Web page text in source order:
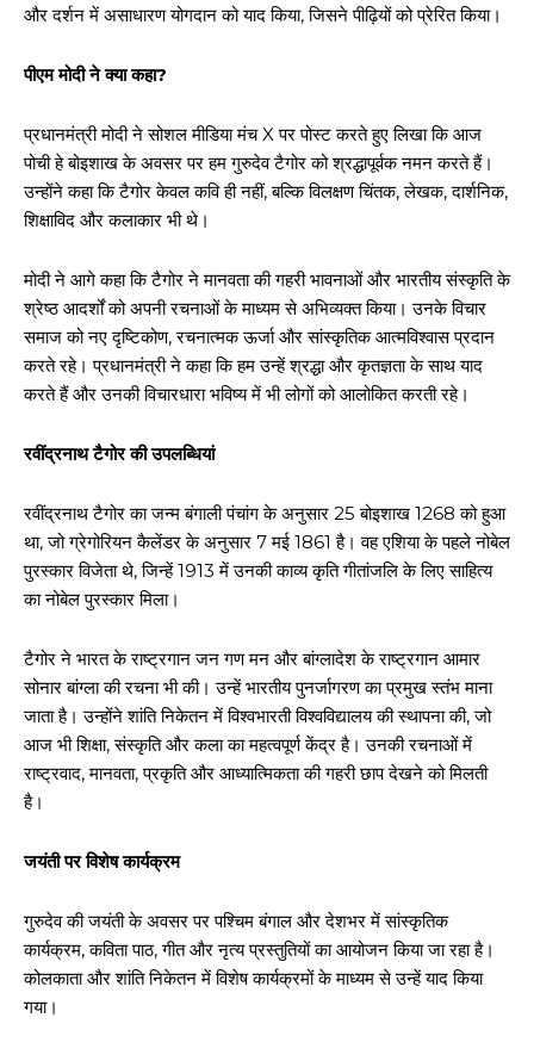
और दर्शन में असाधारण योगदान को याद किया, जिसने पीढ़ियों को प्रेरित किया।
पीएम मोदी ने क्या कहा?
प्रधानमंत्री मोदी ने सोशल मीडिया मंच X पर पोस्ट करते हुए लिखा कि आज
पोची हे बोइशाख के अवसर पर हम गुरुदेव टैगोर को श्रद्धापूर्वक नमन करते हैं।
उन्होंने कहा कि टैगोर केवल कवि ही नहीं, बल्कि विलक्षण चिंतक, लेखक, दार्शनिक,
शिक्षाविद और कलाकार भी थे।
मोदी ने आगे कहा कि टैगोर ने मानवता की गहरी भावनाओं और भारतीय संस्कृति के
श्रेष्ठ आदर्शों को अपनी रचनाओं के माध्यम से अभिव्यक्त किया। उनके विचार
समाज को नए दृष्टिकोण, रचनात्मक ऊर्जा और सांस्कृतिक आत्मविश्वास प्रदान
करते रहे। प्रधानमंत्री ने कहा कि हम उन्हें श्रद्धा और कृतज्ञता के साथ याद
करते हैं और उनकी विचारधारा भविष्य में भी लोगों को आलोकित करती रहे।
रवींद्रनाथ टैगोर की उपलब्धियां
रवींद्रनाथ टैगोर का जन्म बंगाली पंचांग के अनुसार 25 बोइशाख 1268 को हुआ
था, जो ग्रेगोरियन कैलेंडर के अनुसार 7 मई 1861 है। वह एशिया के पहले नोबेल
पुरस्कार विजेता थे, जिन्हें 1913 में उनकी काव्य कृति गीतांजलि के लिए साहित्य
का नोबेल पुरस्कार मिला।
टैगोर ने भारत के राष्ट्रगान जन गण मन और बांग्लादेश के राष्ट्रगान आमार
सोनार बांग्ला की रचना भी की। उन्हें भारतीय पुनर्जागरण का प्रमुख स्तंभ माना
जाता है। उन्होंने शांति निकेतन में विश्वभारती विश्वविद्यालय की स्थापना की, जो
आज भी शिक्षा, संस्कृति और कला का महत्वपूर्ण केंद्र है। उनकी रचनाओं में
राष्ट्रवाद, मानवता, प्रकृति और आध्यात्मिकता की गहरी छाप देखने को मिलती
है।
जयंती पर विशेष कार्यक्रम
गुरुदेव की जयंती के अवसर पर पश्चिम बंगाल और देशभर में सांस्कृतिक
कार्यक्रम, कविता पाठ, गीत और नृत्य प्रस्तुतियों का आयोजन किया जा रहा है।
कोलकाता और शांति निकेतन में विशेष कार्यक्रमों के माध्यम से उन्हें याद किया
गया।